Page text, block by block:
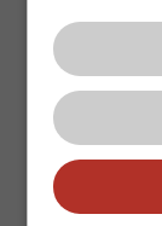
cobertura -
per tal